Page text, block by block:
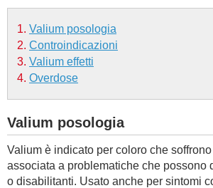
BAMBINO
DIETA
FORUM
Valium posologia
Controindicazioni
Valium effetti
Overdose
Valium posologia
Valium è indicato per coloro che soffrono
associata a problematiche che possono
o disabilitanti. Usato anche per sintomi